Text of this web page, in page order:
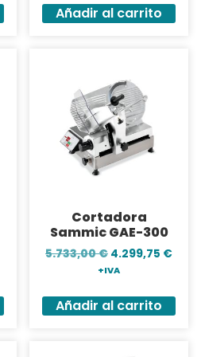
Añadir al carrito
Cortadora
Sammic GAE-300
5.733,00€ 4.299,75 €
+IVA
Añadir al carrito